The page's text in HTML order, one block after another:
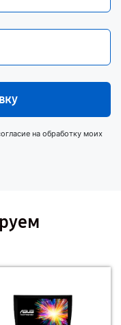
на обработку моих